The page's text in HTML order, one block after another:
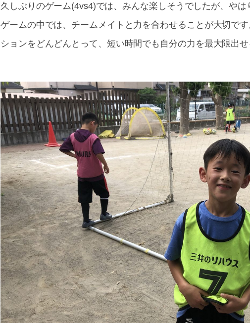
久しぶりのゲーム(4vs4)では、みんな楽しそうでしたが、やは
ゲームの中では、チームメイトと力を合わせることが大切で
ションをどんどんとって、短い時間でも自分の力を最大限出せ